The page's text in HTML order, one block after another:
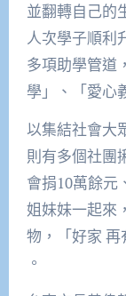
並翻轉自己的
人次學子順利
多項助學管道
學」、「愛心
以集結社會大
則有多個社團
會捐10萬餘元
姐妹妹一起來
物，「好家 再
。